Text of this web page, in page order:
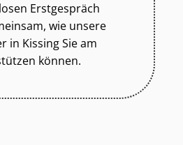
Erstgespräch
wie unsere
in Kissing Sie am
können.